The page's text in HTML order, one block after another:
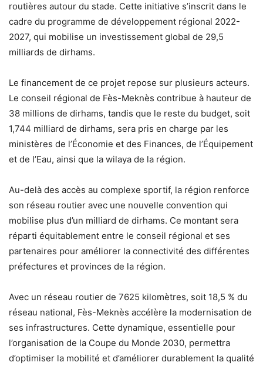
routières autour du stade. Cette initiative s’inscrit dans le
cadre du programme de développement régional 2022-
2027, qui mobilise un investissement global de 29,5
milliards de dirhams.
Le financement de ce projet repose sur plusieurs acteurs.
Le conseil régional de Fès-Meknès contribue à hauteur de
38 millions de dirhams, tandis que le reste du budget, soit
1,744 milliard de dirhams, sera pris en charge par les
ministères de l’Économie et des Finances, de l’Équipement
et de l’Eau, ainsi que la wilaya de la région.
Au-delà des accès au complexe sportif, la région renforce
son réseau routier avec une nouvelle convention qui
mobilise plus d’un milliard de dirhams. Ce montant sera
réparti équitablement entre le conseil régional et ses
partenaires pour améliorer la connectivité des différentes
préfectures et provinces de la région.
Avec un réseau routier de 7625 kilomètres, soit 18,5 % du
réseau national, Fès-Meknès accélère la modernisation de
ses infrastructures. Cette dynamique, essentielle pour
l’organisation de la Coupe du Monde 2030, permettra
d’optimiser la mobilité et d’améliorer durablement la qualité